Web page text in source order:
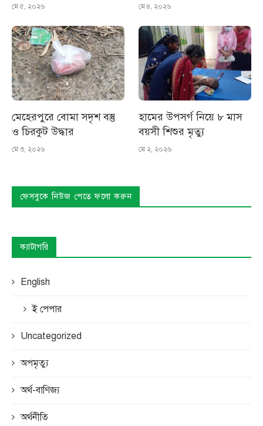
মে ৫, ২০২৬ মে ৪, ২০২৬
মেহেরপুরে বোমা সদৃশ বস্তু
ও চিরকুট উদ্ধার
মে ৩, ২০২৬
হামের উপসর্গ নিয়ে ৮ মাস
বয়সী শিশুর মৃত্যু
মে ২, ২০২৬
ফেসবুকে নিউজ পেতে ফলো করুন
ক্যাটাগরি
English
ই পেপার
Uncategorized
অপমৃত্যু
অর্থ-বাণিজ্য
অর্থনীতি